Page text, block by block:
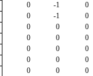
0 -1
0
0 -1
0
0 0
0
0 0
0
0 0
0
0 0
0
0 0
0